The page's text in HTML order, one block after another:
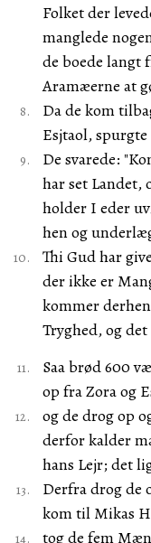
Folket der
manglede
de boede langt
Aramæerne at
Da de kom
Esjtaol,
De svarede:
har set Landet,
holder I eder
hen og
Thi Gud har
der ikke er
kommer
Tryghed, og
Saa brød 600
op fra Zora og
og de drog op
derfor kalder
hans Lejr; det
Derfra drog de
kom til Mikas
tog de fem